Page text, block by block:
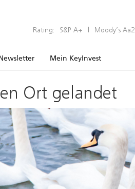
Rating: S&P A+ | Moody’s Aa2
Mein KeyInvest
Ort gelandet